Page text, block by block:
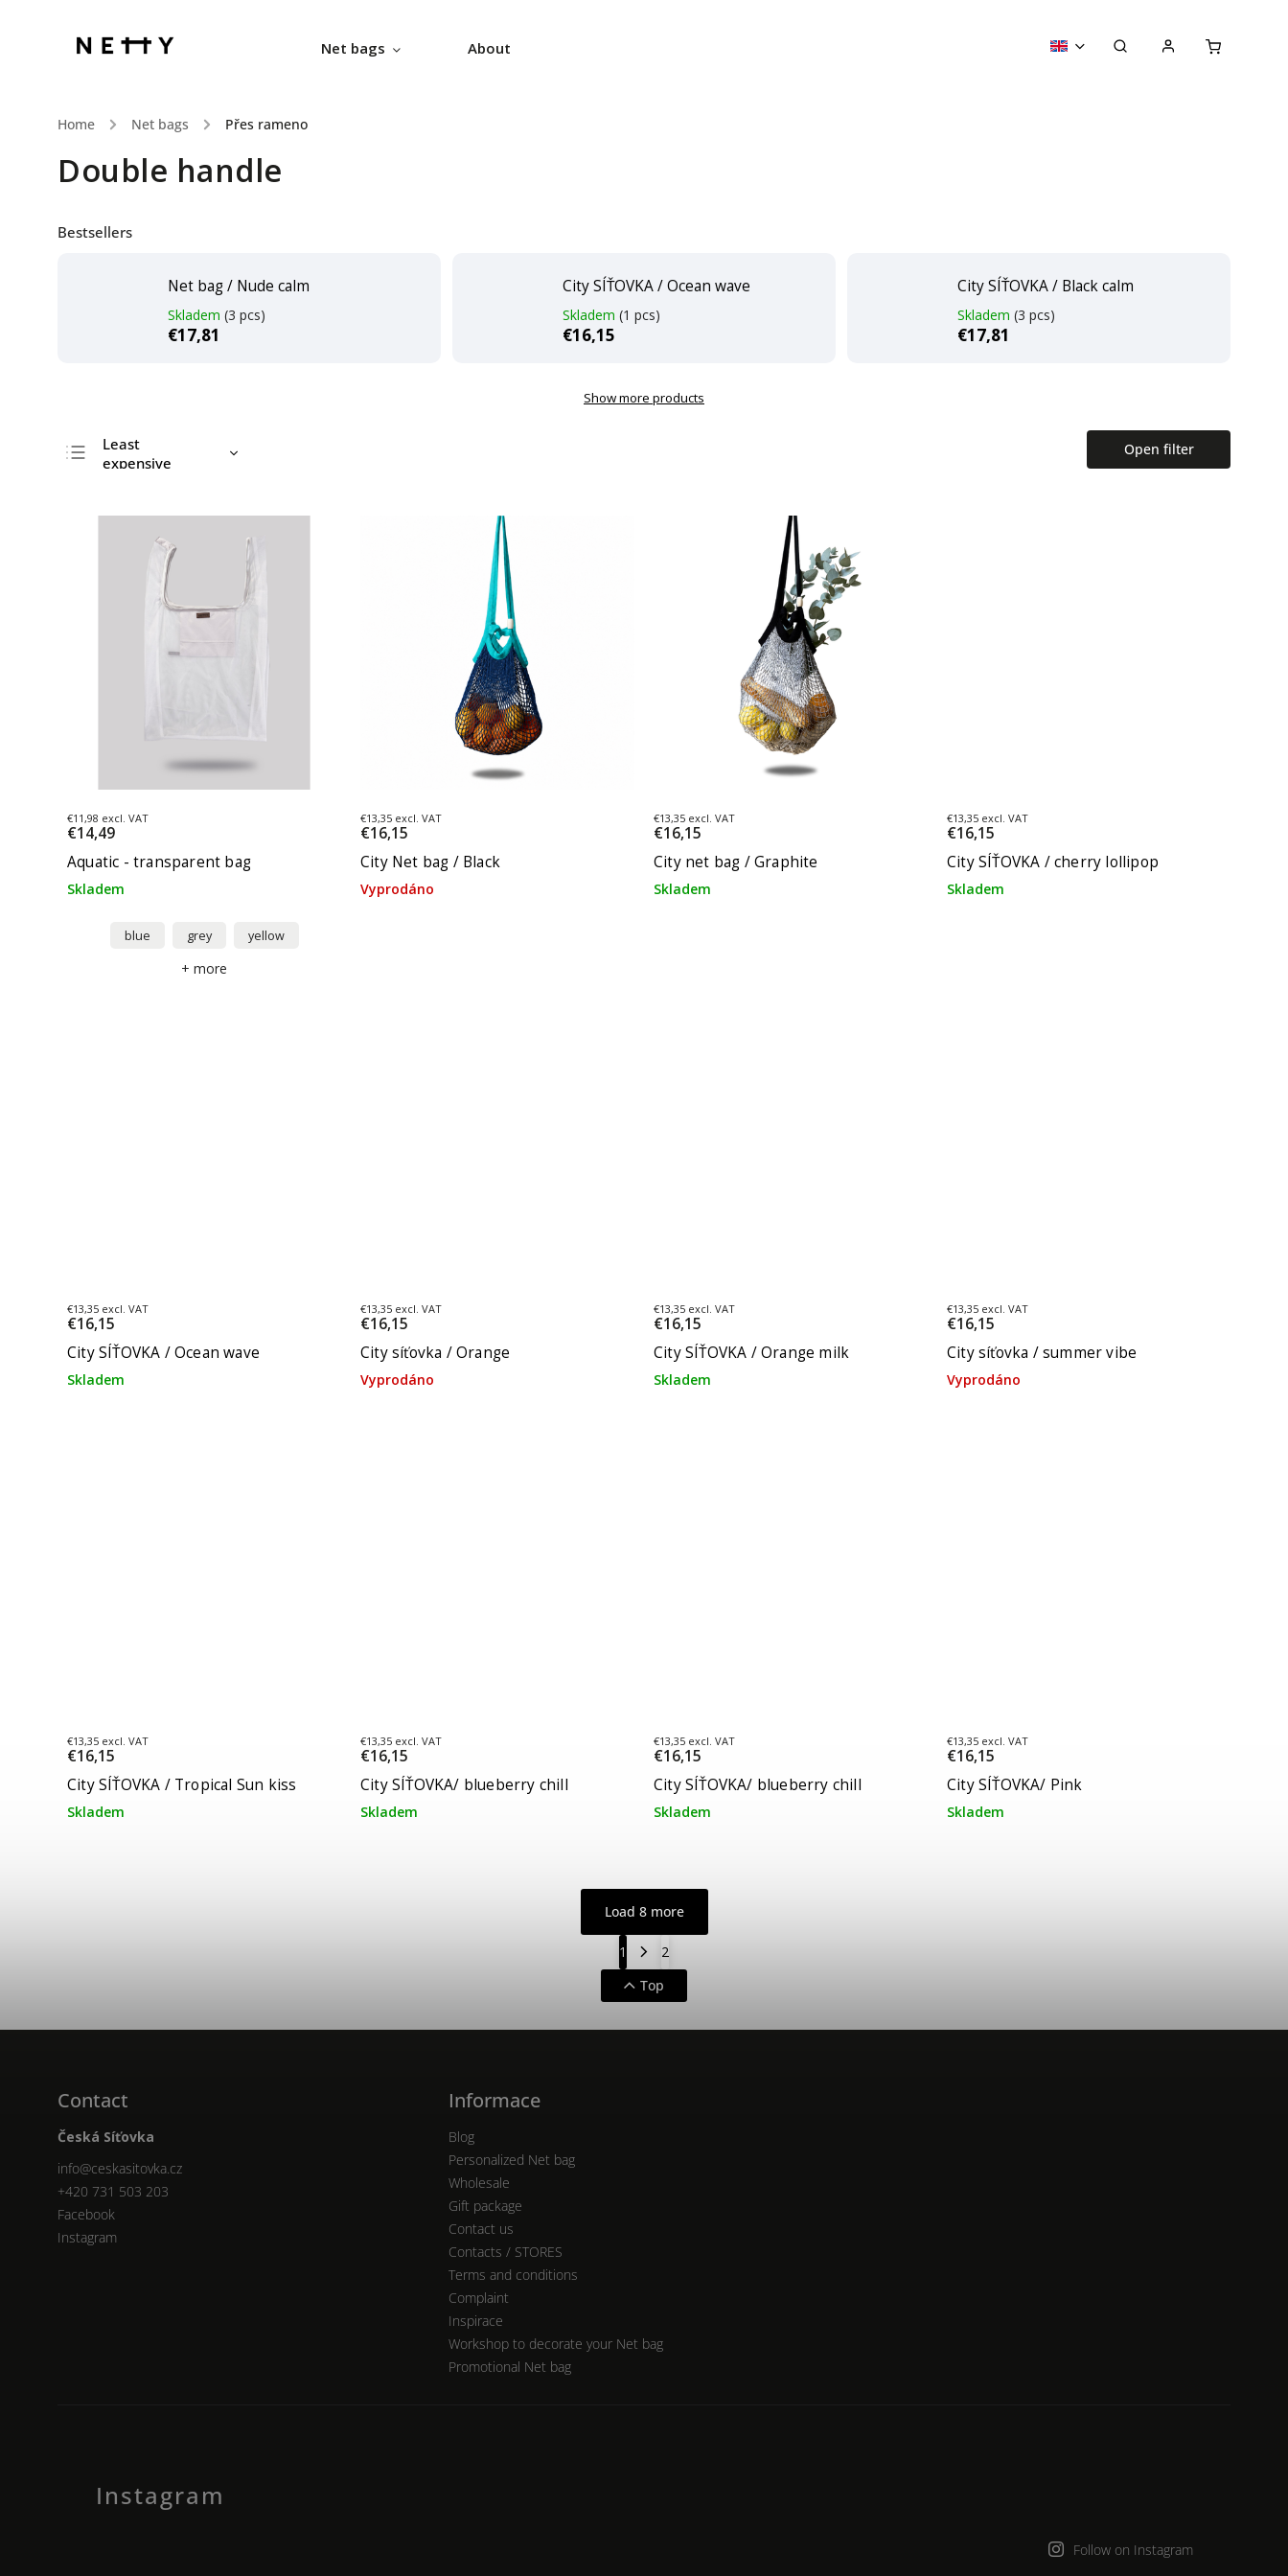
Net bags About
Home / Net bags / Přes rameno
Double handle
Bestsellers
Net bag / Nude calm
Skladem (3 pcs)
€17,81
City SÍŤOVKA / Ocean wave
Skladem (1 pcs)
€16,15
City SÍŤOVKA / Black calm
Skladem (3 pcs)
€17,81
Show more products
Least
expensive
Bestsellers
Alphabetically
Open filter
Aquatic - transparent bag
Skladem
€11,98 excl. VAT
€14,49
blue grey yellow
+ more
City Net bag / Black
Vyprodáno
€13,35 excl. VAT
€16,15
City net bag / Graphite
Skladem
€13,35 excl. VAT
€16,15
City SÍŤOVKA / cherry lollipop
Skladem
€13,35 excl. VAT
€16,15
City SÍŤOVKA / Ocean wave
Skladem
€13,35 excl. VAT
€16,15
City síťovka / Orange
Vyprodáno
€13,35 excl. VAT
€16,15
City SÍŤOVKA / Orange milk
Skladem
€13,35 excl. VAT
€16,15
City síťovka / summer vibe
Vyprodáno
€13,35 excl. VAT
€16,15
City SÍŤOVKA / Tropical Sun kiss
Skladem
€13,35 excl. VAT
€16,15
City SÍŤOVKA/ blueberry chill
Skladem
€13,35 excl. VAT
€16,15
City SÍŤOVKA/ blueberry chill
Skladem
€13,35 excl. VAT
€16,15
City SÍŤOVKA/ Pink
Skladem
€13,35 excl. VAT
€16,15
Load 8 more
1
2
Top
Contact
Česká Síťovka
info@ceskasitovka.cz
+420 731 503 203
Facebook
Instagram
Informace
Blog
Personalized Net bag
Wholesale
Gift package
Contact us
Contacts / STORES
Terms and conditions
Complaint
Inspirace
Workshop to decorate your Net bag
Promotional Net bag
Instagram
Follow on Instagram